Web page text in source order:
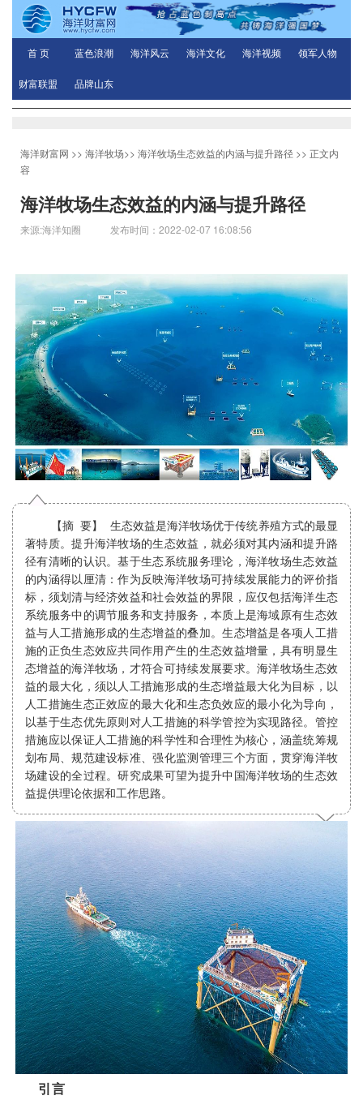
首 页 蓝色浪潮 海洋风云 海洋文化 海洋视频 领军人物
财富联盟 品牌山东
海洋财富网 >> 海洋牧场>> 海洋牧场生态效益的内涵与提升路径 >> 正文内
容
海洋牧场生态效益的内涵与提升路径
来源:海洋知圈 发布时间：2022-02-07 16:08:56
【摘 要】 生态效益是海洋牧场优于传统养殖方式的最显
著特质。提升海洋牧场的生态效益，就必须对其内涵和提升路
径有清晰的认识。基于生态系统服务理论，海洋牧场生态效益
的内涵得以厘清：作为反映海洋牧场可持续发展能力的评价指
标，须划清与经济效益和社会效益的界限，应仅包括海洋生态
系统服务中的调节服务和支持服务，本质上是海域原有生态效
益与人工措施形成的生态增益的叠加。生态增益是各项人工措
施的正负生态效应共同作用产生的生态效益增量，具有明显生
态增益的海洋牧场，才符合可持续发展要求。海洋牧场生态效
益的最大化，须以人工措施形成的生态增益最大化为目标，以
人工措施生态正效应的最大化和生态负效应的最小化为导向，
以基于生态优先原则对人工措施的科学管控为实现路径。管控
措施应以保证人工措施的科学性和合理性为核心，涵盖统筹规
划布局、规范建设标准、强化监测管理三个方面，贯穿海洋牧
场建设的全过程。研究成果可望为提升中国海洋牧场的生态效
益提供理论依据和工作思路。
引言